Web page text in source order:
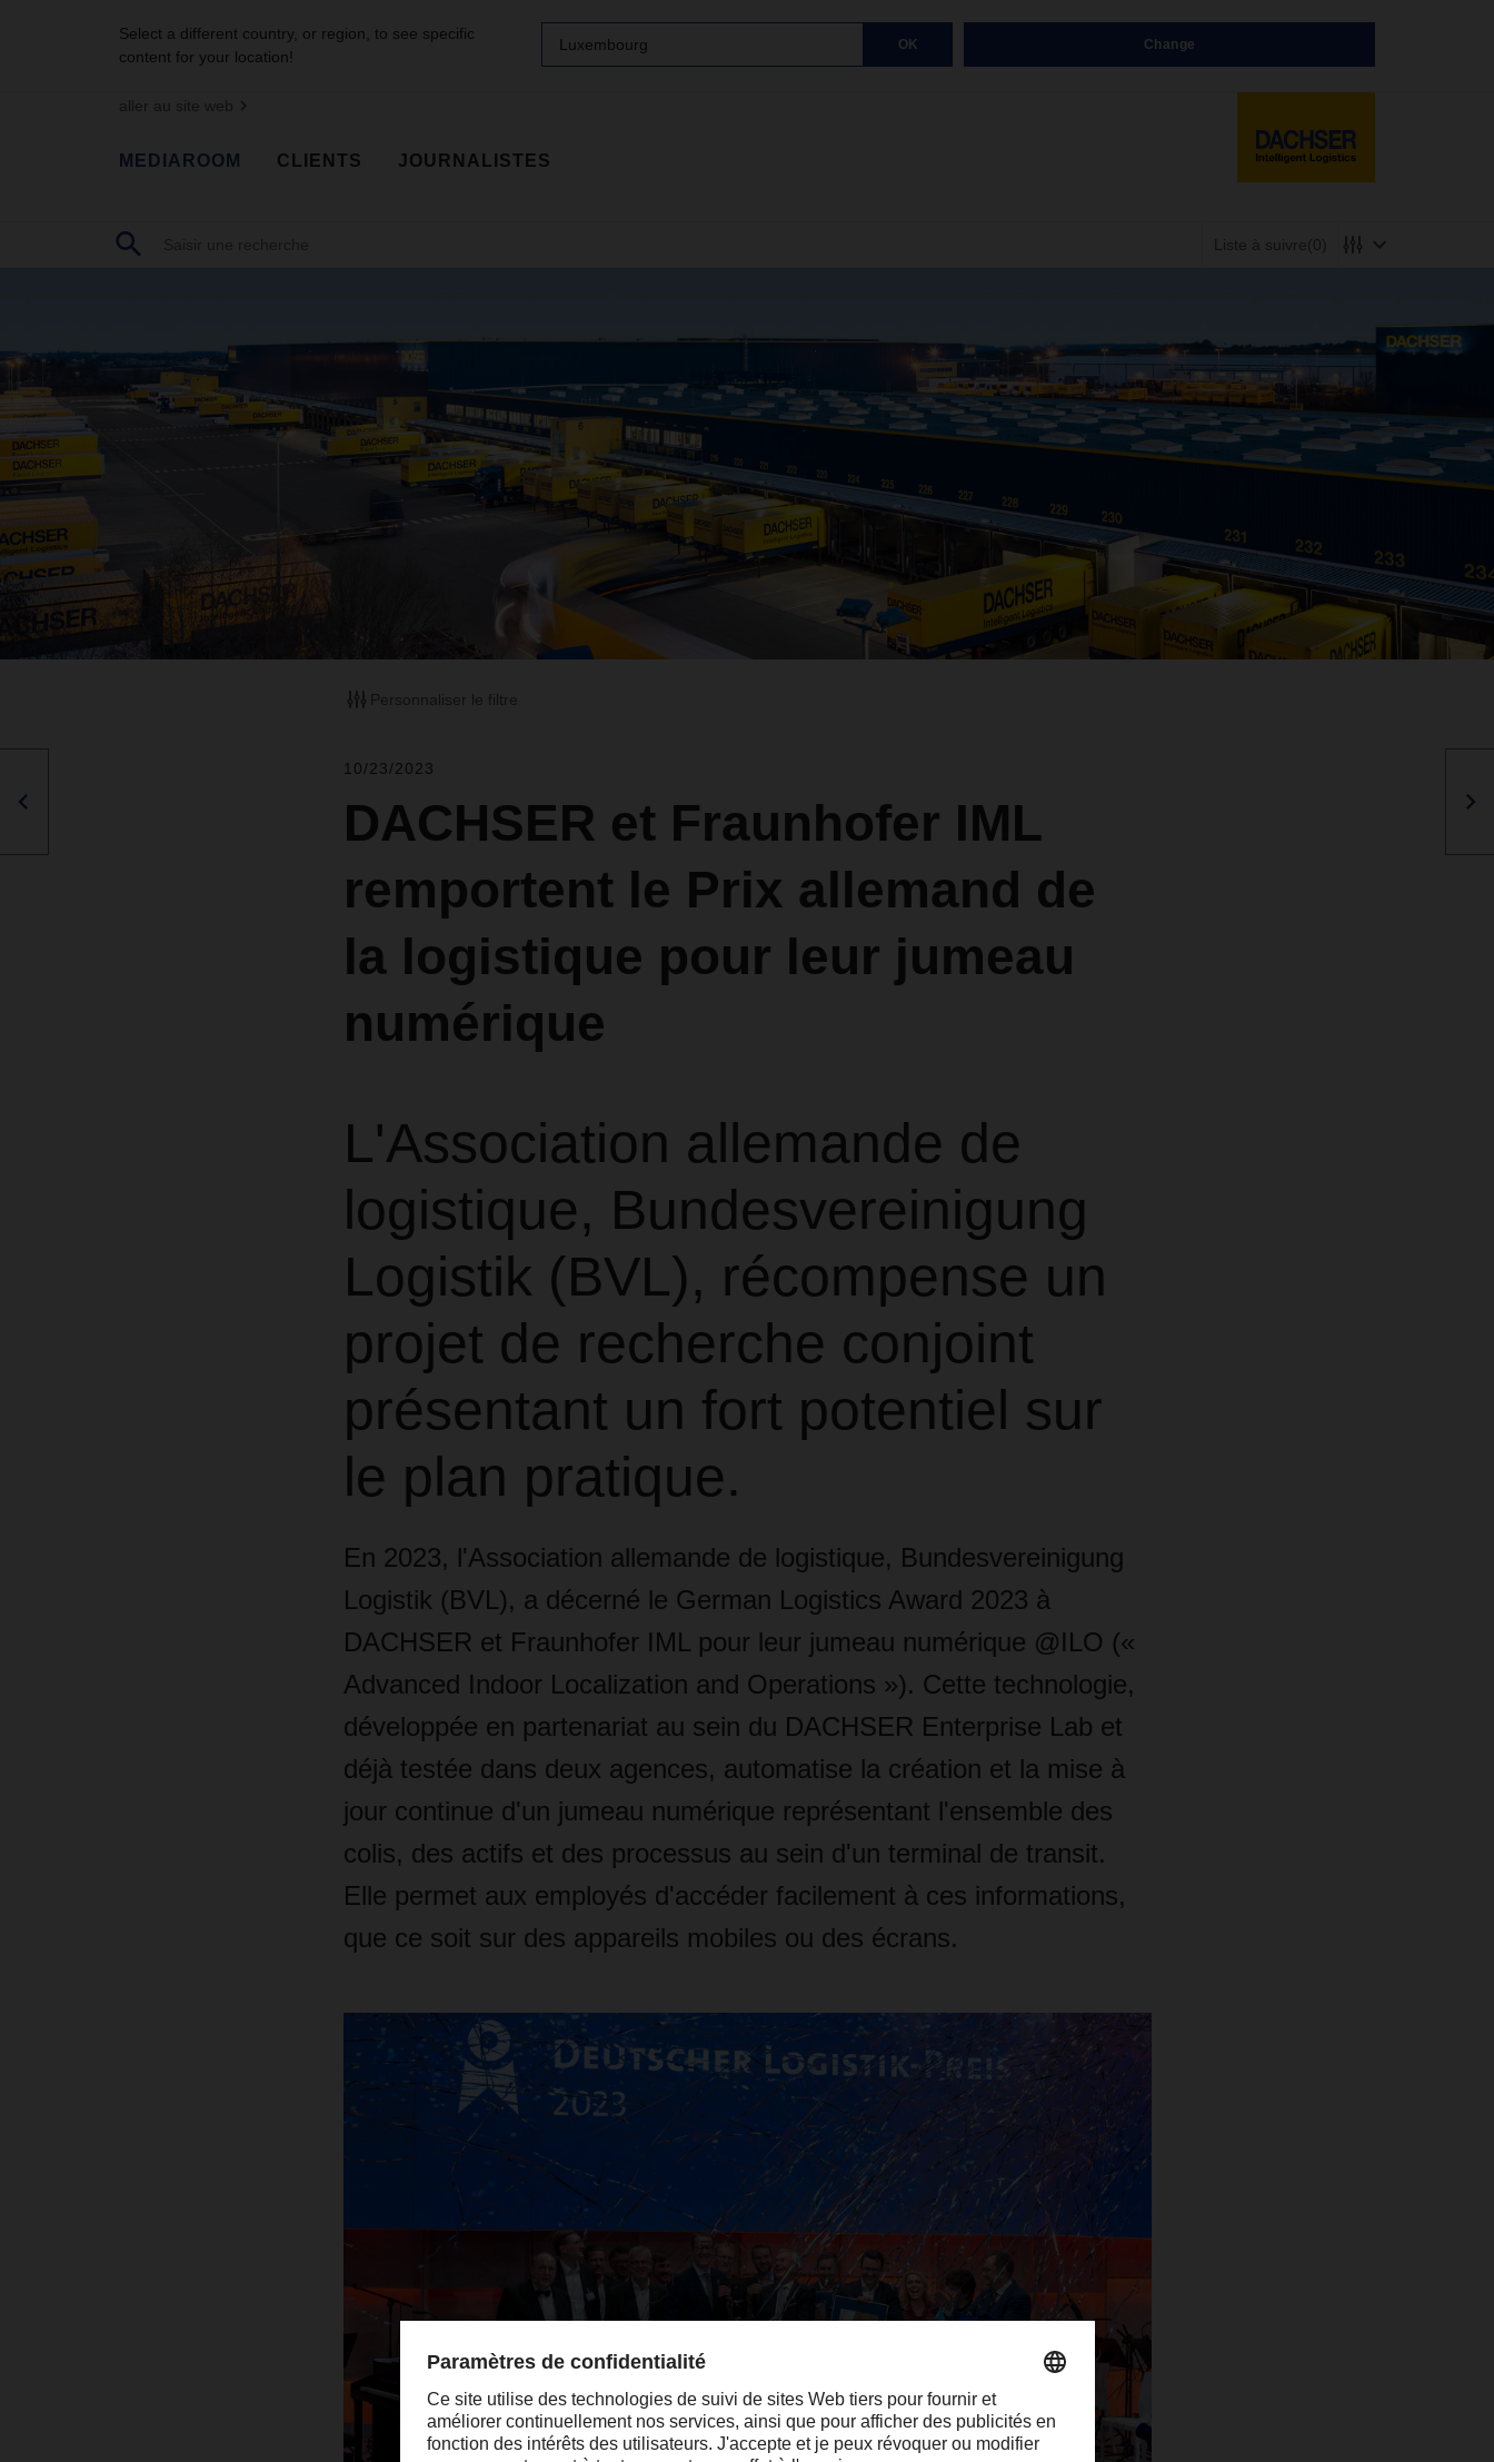
Select a different country, or region, to see specific
content for your location!
Luxembourg OK Change
aller au site web
MEDIAROOM CLIENTS JOURNALISTES
Liste à suivre(0)
Personnaliser le filtre
10/23/2023
DACHSER et Fraunhofer IML
remportent le Prix allemand de
la logistique pour leur jumeau
numérique
L'Association allemande de
logistique, Bundesvereinigung
Logistik (BVL), récompense un
projet de recherche conjoint
présentant un fort potentiel sur
le plan pratique.
En 2023, l'Association allemande de logistique, Bundesvereinigung
Logistik (BVL), a décerné le German Logistics Award 2023 à
DACHSER et Fraunhofer IML pour leur jumeau numérique @ILO («
Advanced Indoor Localization and Operations »). Cette technologie,
développée en partenariat au sein du DACHSER Enterprise Lab et
déjà testée dans deux agences, automatise la création et la mise à
jour continue d'un jumeau numérique représentant l'ensemble des
colis, des actifs et des processus au sein d'un terminal de transit.
Elle permet aux employés d'accéder facilement à ces informations,
que ce soit sur des appareils mobiles ou des écrans.